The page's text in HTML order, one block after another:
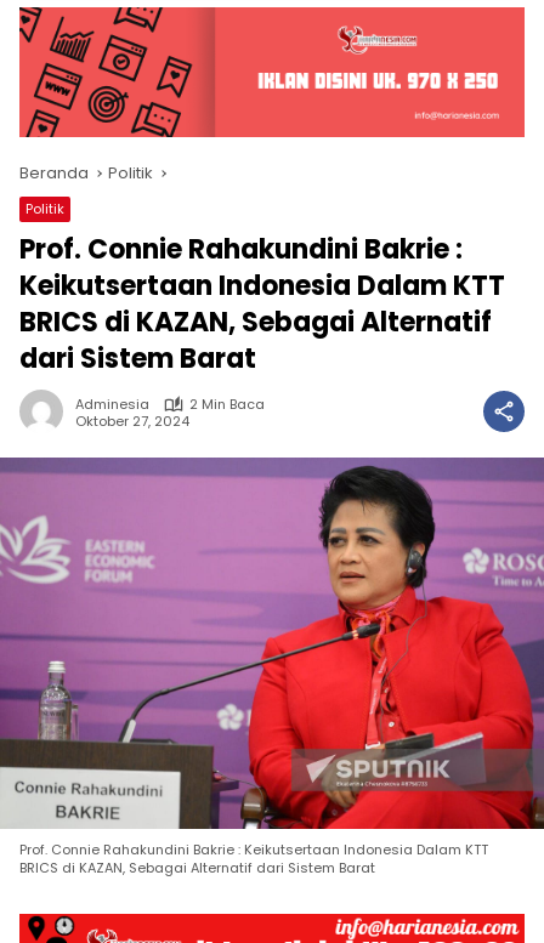
Beranda Politik
Politik
Prof. Connie Rahakundini Bakrie :
Keikutsertaan Indonesia Dalam KTT
BRICS di KAZAN, Sebagai Alternatif
dari Sistem Barat
Adminesia
2 Min Baca
Oktober 27, 2024
Prof. Connie Rahakundini Bakrie : Keikutsertaan Indonesia Dalam KTT
BRICS di KAZAN, Sebagai Alternatif dari Sistem Barat